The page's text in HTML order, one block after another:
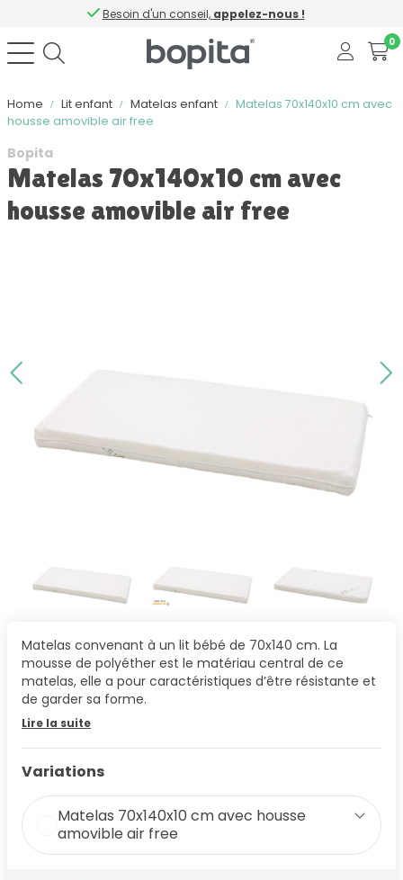
Besoin d'un conseil, appelez-nous !
0
Home Lit enfant Matelas enfant
Matelas 70x140x10 cm avec
housse amovible air free
Bopita
Matelas 70x140x10 cm avec
housse amovible air free
Matelas convenant à un lit bébé de 70x140 cm. La
mousse de polyéther est le matériau central de ce
matelas, elle a pour caractéristiques d’être résistante et
de garder sa forme.
Lire la suite
Variations
Matelas 70x140x10 cm avec housse
amovible air free